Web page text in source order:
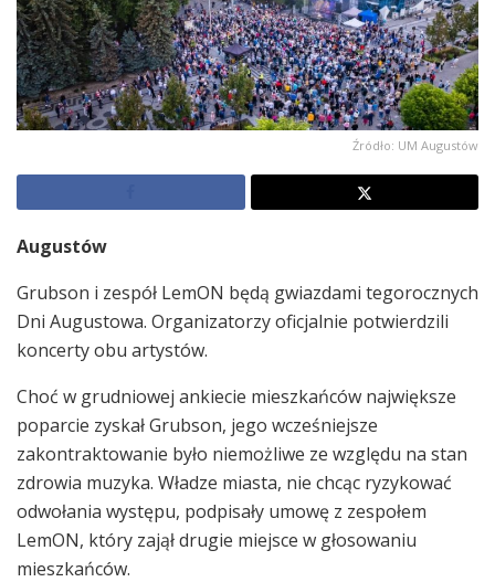
Źródło: UM Augustów
Augustów
Grubson i zespół LemON będą gwiazdami tegorocznych
Dni Augustowa. Organizatorzy oficjalnie potwierdzili
koncerty obu artystów.
Choć w grudniowej ankiecie mieszkańców największe
poparcie zyskał Grubson, jego wcześniejsze
zakontraktowanie było niemożliwe ze względu na stan
zdrowia muzyka. Władze miasta, nie chcąc ryzykować
odwołania występu, podpisały umowę z zespołem
LemON, który zajął drugie miejsce w głosowaniu
mieszkańców.